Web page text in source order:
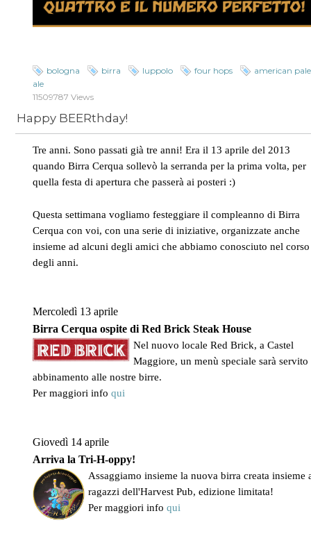
bologna birra luppolo four hops
american pale
ale
11509787 Views
Happy BEERthday!
Tre anni. Sono passati già tre anni! Era il 13 aprile del 2013
quando Birra Cerqua sollevò la serranda per la prima volta, per
quella festa di apertura che passerà ai posteri :)
Questa settimana vogliamo festeggiare il compleanno di Birra
Cerqua con voi, con una serie di iniziative, organizzate anche
insieme ad alcuni degli amici che abbiamo conosciuto nel corso
degli anni.
Mercoledì 13 aprile
Birra Cerqua ospite di Red Brick Steak House
Nel nuovo locale Red Brick, a Castel
Maggiore, un menù speciale sarà
abbinamento alle nostre birre.
Per maggiori infoqui
Giovedì 14 aprile
Arriva la Tri-H-oppy!
Assaggiamo insieme la nuova birra creata insieme
ragazzi dell'Harvest Pub, edizione limitata!
Per maggiori infoqui